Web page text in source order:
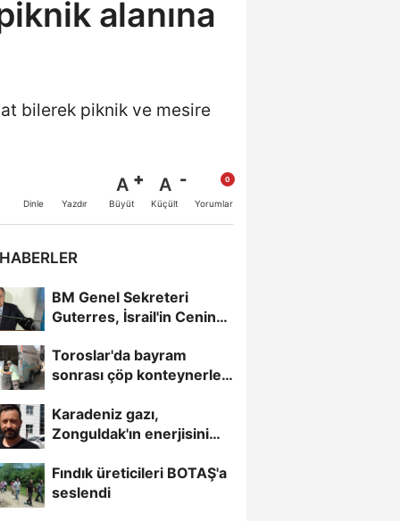
alanına
bilerek piknik ve mesire
Dinle Yazdır
A
Büyüt
A
Küçült Yorumlar
BM Genel Sekreteri
Guterres, İsrail'in Cenin
Toroslar'da bayram
sonrası çöp konteynerleri
Karadeniz gazı,
Zonguldak'ın enerjisini
Fındık üreticileri BOTAŞ'a
seslendi